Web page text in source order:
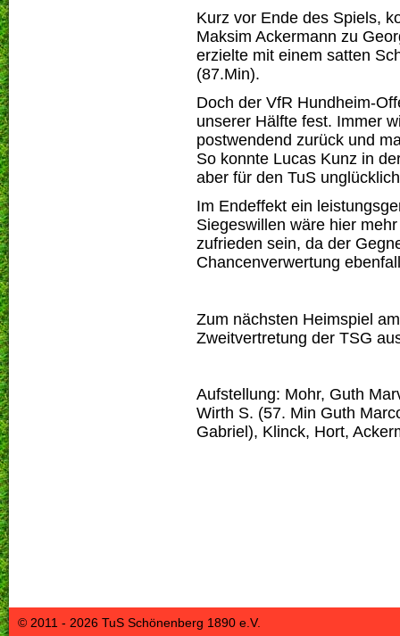
Kurz vor Ende des Spiels,
Maksim Ackermann zu
erzielte mit einem satten
(87.Min).
Doch der VfR Hundheim-
unserer Hälfte fest. Immer
postwendend zurück und
So konnte Lucas Kunz in
aber für den TuS
Im Endeffekt ein
Siegeswillen wäre hier
zufrieden sein, da der
Chancenverwertung
Zum nächsten Heimspiel
Zweitvertretung der TSG
Aufstellung: Mohr, Guth
Wirth S. (57. Min Guth
Gabriel), Klinck, Hort,
© 2011 - 2026 TuS Schönenberg 1890 e.V.